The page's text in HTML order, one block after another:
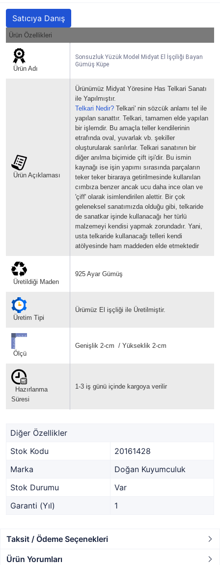
Satıcıya Danış
Ürün Özellikleri
Ürün Adı
Sonsuzluk Yüzük Model Midyat El İşçiliği Bayan
Gümüş Küpe
Ürün Açıklaması
Ürünümüz Midyat Yöresine Has Telkari Sanatı
ile Yapılmıştır.
Telkari Nedir? Telkari' nin sözcük anlamı tel ile
yapılan sanattır. Telkari, tamamen elde yapılan
bir işlemdir. Bu amaçla teller kendilerinin
etrafında oval, yuvarlak vb. şekiller
oluşturularak sarılırlar. Telkari sanatının bir
diğer anılma biçimide çift işi'dir. Bu ismin
kaynağı ise işin yapımı sırasında parçaların
teker teker biraraya getirilmesinde kullanılan
cımbıza benzer ancak ucu daha ince olan ve
'çiff' olarak isimlendirilen alettir. Bir çok
geleneksel sanatımızda olduğu gibi, telkaride
de sanatkar işinde kullanacağı her türlü
malzemeyi kendisi yapmak zorundadır. Yani,
usta telkaride kullanacağı telleri kendi
atölyesinde ham maddeden elde etmektedir
Üretildiği Maden
925 Ayar Gümüş
Üretim Tipi
Ürümüz El işçliği ile Üretilmiştir.
Ölçü
Genişlik 2-cm / Yükseklik 2-cm
Hazırlanma
Süresi
1-3 iş günü içinde kargoya verilir
Diğer Özellikler
Stok Kodu
20161428
Marka
Doğan Kuyumculuk
Stok Durumu
Var
Garanti (Yıl)
1
Taksit / Ödeme Seçenekleri
Ürün Yorumları